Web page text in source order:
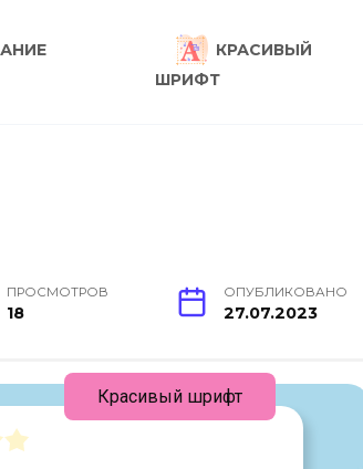
КРАСИВЫЙ
ШРИФТ
ПРОСМОТРОВ
18
ОПУБЛИКОВАНО
27.07.2023
Красивый шрифт